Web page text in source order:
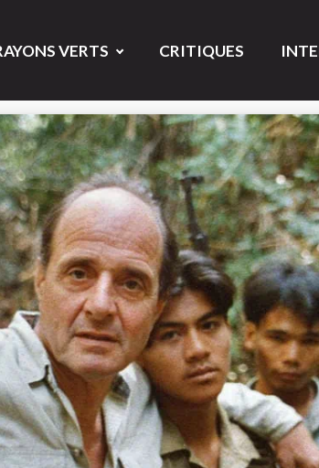
VERTS CRITIQUES